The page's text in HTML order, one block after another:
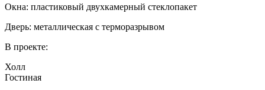
Окна: пластиковый двухкамерный стеклопакет
Дверь: металлическая с терморазрывом
В проекте:
Холл
Гостиная